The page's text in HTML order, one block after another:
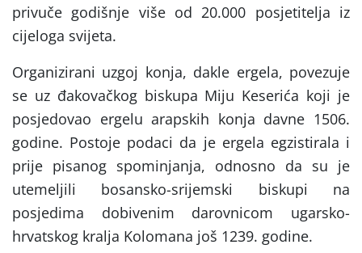
privuče godišnje više od 20.000 posjetitelja iz
cijeloga svijeta.
Organizirani uzgoj konja, dakle ergela, povezuje
se uz đakovačkog biskupa Miju Keserića koji je
posjedovao ergelu arapskih konja davne 1506.
godine. Postoje podaci da je ergela egzistirala i
prije pisanog spominjanja, odnosno da su je
utemeljili bosansko-srijemski biskupi na
posjedima dobivenim darovnicom ugarsko-
hrvatskog kralja Kolomana još 1239. godine.